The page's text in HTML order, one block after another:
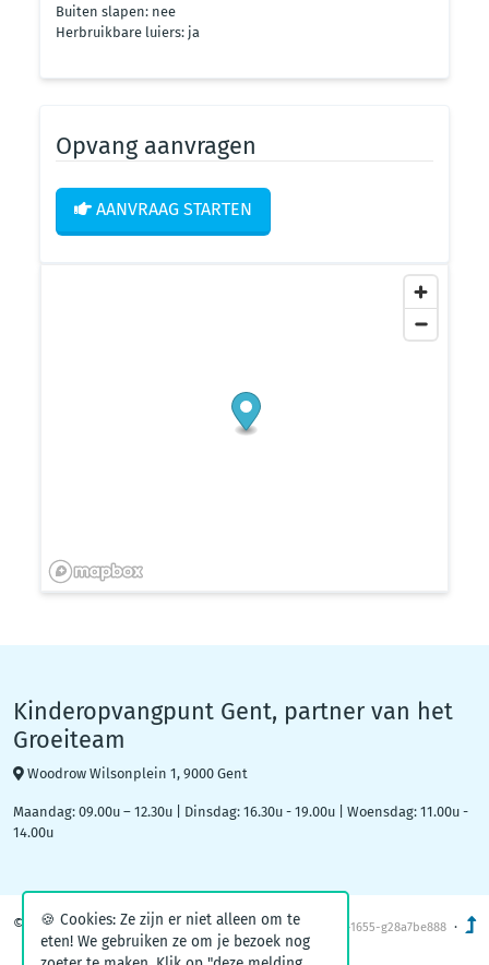
Buiten slapen: nee
Herbruikbare luiers: ja
Opvang aanvragen
AANVRAAG STARTEN
Kinderopvangpunt Gent, partner van het
Groeiteam
Woodrow Wilsonplein 1, 9000 Gent
Maandag: 09.00u – 12.30u | Dinsdag: 16.30u - 19.00u | Woensdag: 11.00u -
14.00u
© 2026 Kinderopvang Gent v1.2-1655-g28a7be888 ·
🍪 Cookies: Ze zijn er niet alleen om te
eten! We gebruiken ze om je bezoek nog